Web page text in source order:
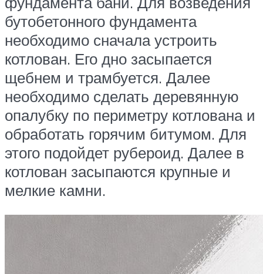
бутобетонного фундамента
необходимо сначала устроить
котлован. Его дно засыпается
щебнем и трамбуется. Далее
необходимо сделать деревянную
опалубку по периметру котлована и
обработать горячим битумом. Для
этого подойдет рубероид. Далее в
котлован засыпаются крупные и
мелкие камни.